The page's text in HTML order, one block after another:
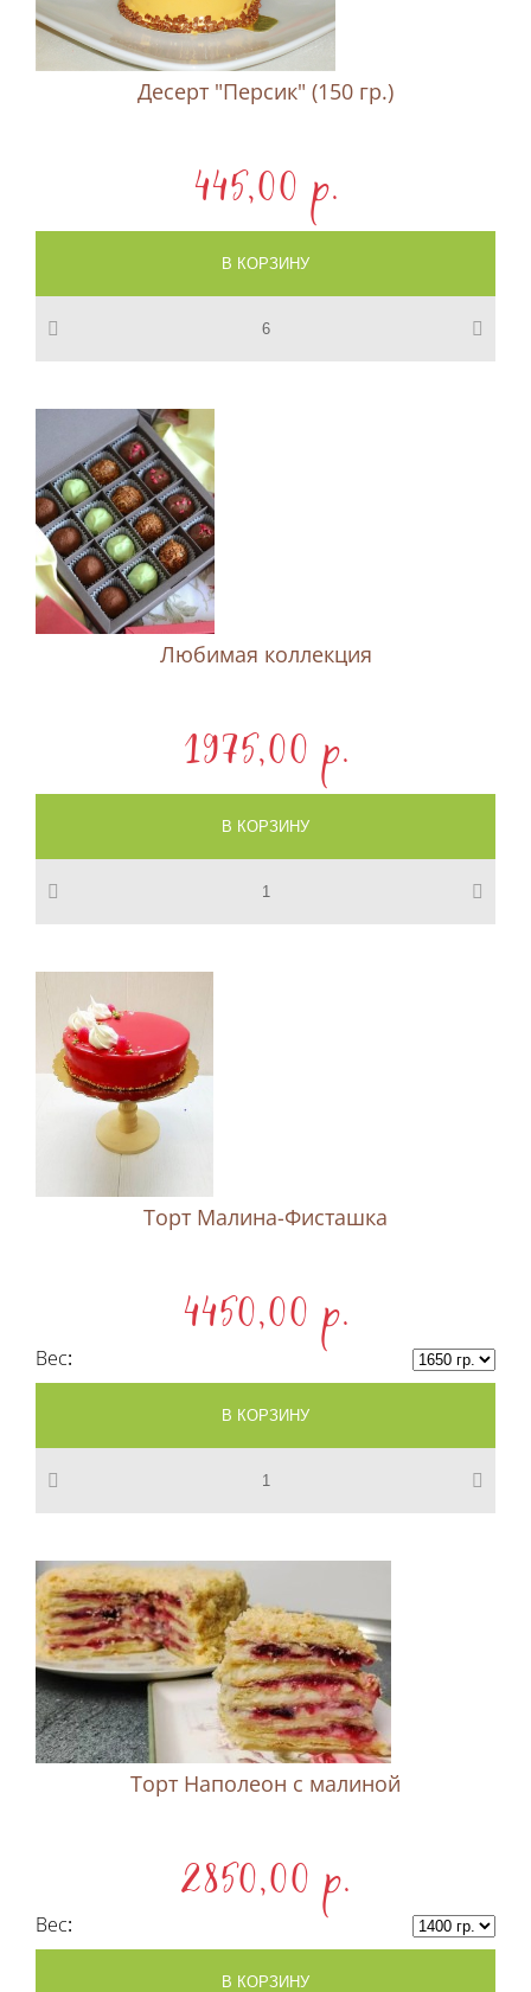
Десерт "Персик" (150 гр.)
445,00 p.
Любимая коллекция
1975,00 p.
Торт Малина-Фисташка
4450,00 p.
Вес
Торт Наполеон c малиной
2850,00 p.
Вес